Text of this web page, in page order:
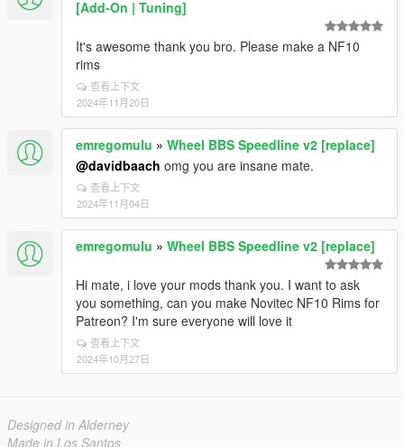
[Add-On | Tuning]
It's awesome thank you bro. Please make a NF10
rims
查看上下文
2024年11月20日
emregomulu » Wheel BBS Speedline v2 [replace]
@davidbaach omg you are insane mate.
查看上下文
2024年11月04日
emregomulu » Wheel BBS Speedline v2 [replace]
Hi mate, i love your mods thank you. I want to ask
you something, can you make Novitec NF10 Rims for
Patreon? I'm sure everyone will love it
查看上下文
2024年10月27日
Designed in Alderney
Made in Los Santos